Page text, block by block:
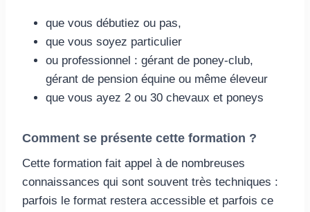
que vous débutiez ou pas,
que vous soyez particulier
ou professionnel : gérant de poney-club,
gérant de pension équine ou même éleveur
que vous ayez 2 ou 30 chevaux et poneys
Comment se présente cette formation ?
Cette formation fait appel à de nombreuses
connaissances qui sont souvent très techniques :
parfois le format restera accessible et parfois ce